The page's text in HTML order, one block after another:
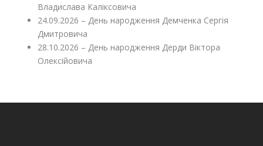
Владислава Каліксовича
24.09.2026 – День народження Демченка Сергія
Дмитровича
28.10.2026 – День народження Дерди Віктора
Олексійовича